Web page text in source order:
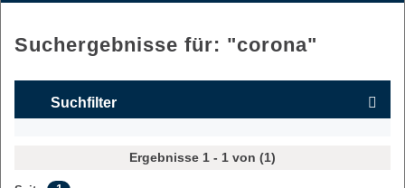
Suchergebnisse für: "corona"
Suchfilter
Ergebnisse 1 - 1 von (1)